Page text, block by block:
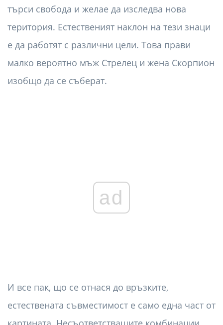
търси свобода и желае да изследва нова
територия. Естественият наклон на тези знаци
е да работят с различни цели. Това прави
малко вероятно мъж Стрелец и жена Скорпион
изобщо да се съберат.
ad
И все пак, що се отнася до връзките,
естествената съвместимост е само една част от